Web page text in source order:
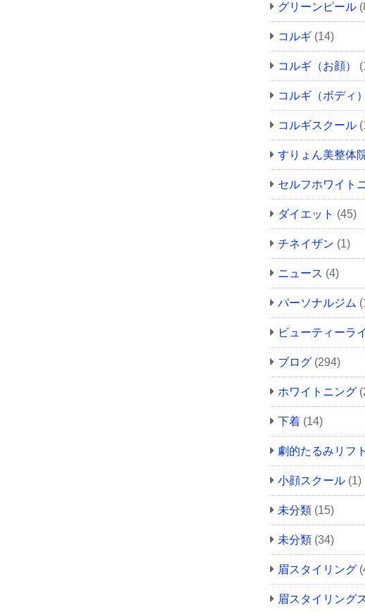
グリーンピール
コルギ (14)
コルギ（お顔）
コルギ（ボディ）
コルギスクール
すりょん美整体
セルフホワイト
ダイエット (45)
チネイザン (1)
ニュース (4)
パーソナルジム
ビューティーラ
ブログ (294)
ホワイトニング
下着 (14)
劇的たるみリフ
小顔スクール (1)
未分類 (15)
未分類 (34)
眉スタイリング
眉スタイリング